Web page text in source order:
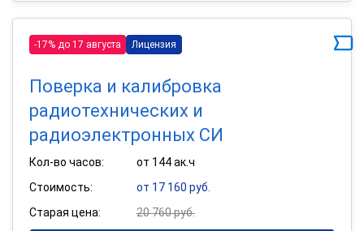
-17% до 17 августа Лицензия
Поверка и калибровка
радиотехнических и
радиоэлектронных СИ
Кол-во часов:
от 144 ак.ч
Стоимость:
от 17 160 руб.
Старая цена:
20 760 руб.